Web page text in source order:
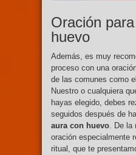
Oración
huevo
Además, es muy
proceso con una
de las comunes como
Nuestro o cualquiera
hayas elegido, debes
seguidos después de
aura con huevo. De la
oración especialmente
ritual, que te